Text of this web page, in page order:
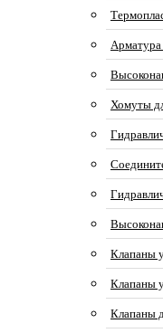
Арматура
Хомуты
Клапаны
Клапаны
Клапаны